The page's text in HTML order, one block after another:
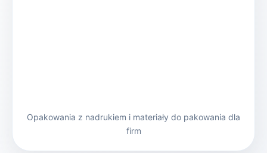
Opakowania z nadrukiem i materiały do pakowania dla
firm